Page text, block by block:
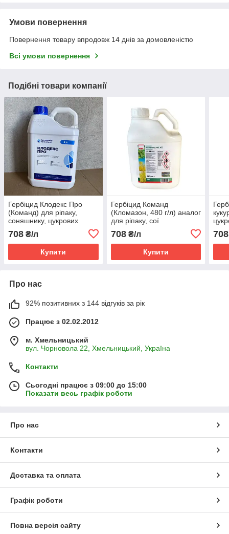
Умови повернення
Повернення товару впродовж 14 днів за домовленістю
Всі умови повернення
Подібні товари компанії
Гербіцид Клодекс Про
(Команд) для ріпаку,
соняшнику, цукрових
708 ₴/л
Купити
Гербіцид Команд
(Кломазон, 480 г/л) аналог
для ріпаку, сої
708₴/л
Купити
708
Про нас
92% позитивних з 144 відгуків за рік
Працює з 02.02.2012
м. Хмельницький
вул. Чорновола 22, Хмельницький, Україна
Контакти
Сьогодні працює з 09:00 до 15:00
Показати весь графік роботи
Про нас
Контакти
Доставка та оплата
Графік роботи
Повна версія сайту